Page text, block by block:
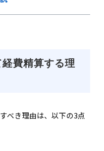
費精算する理
べき理由は、以下の3点